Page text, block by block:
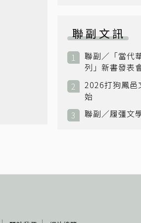
聯副文訊
聯副／「當代
列」新書發表
2026打狗鳳邑
始
聯副／履彊文